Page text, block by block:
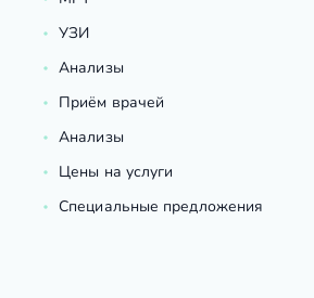
УЗИ
Анализы
Приём врачей
Анализы
Цены на услуги
Специальные предложения